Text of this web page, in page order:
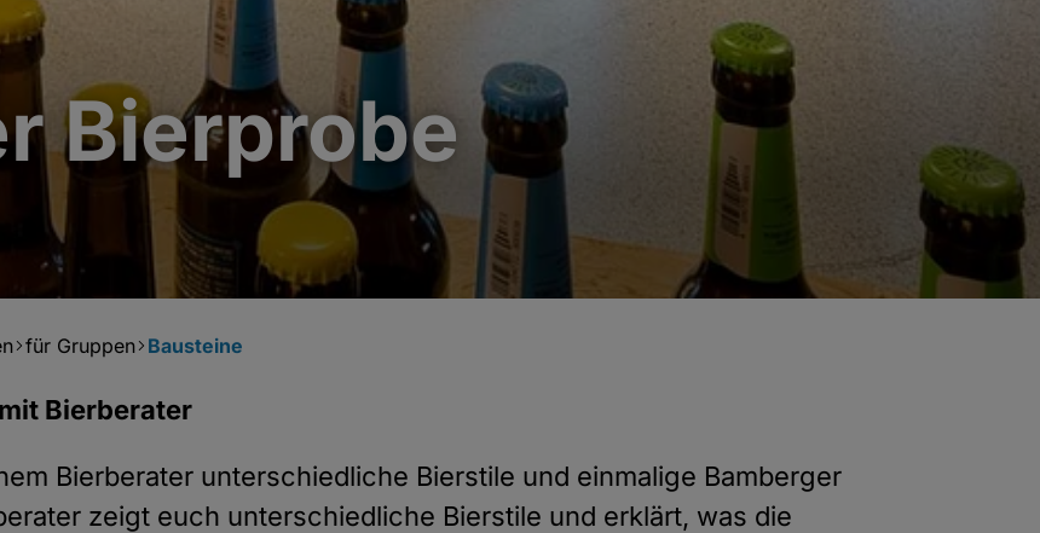
Bierprobe
Bausteine
für Gruppen
Bierberater
Bierberater unterschiedliche Bierstile und einmalige Bamberger
zeigt euch unterschiedliche Bierstile und erklärt, was die